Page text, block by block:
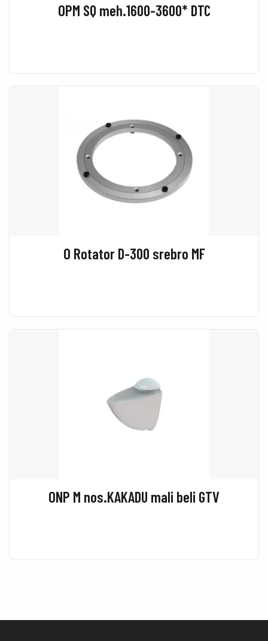
OPM SQ meh.1600-3600* DTC
O Rotator D-300 srebro MF
ONP M nos.KAKADU mali beli GTV